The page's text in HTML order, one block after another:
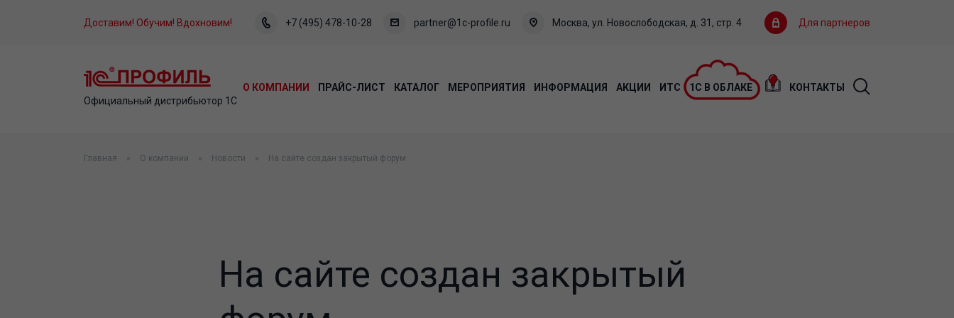
Доставим! Обучим! Вдохновим! +7 (495) 478-10-28 partner@1c-profile.ru Москва, ул. Новослободская, д. 31, стр. 4 Для партнеров
Официальный дистрибьютор 1С
О КОМПАНИИ ПРАЙС-ЛИСТ КАТАЛОГ МЕРОПРИЯТИЯ ИНФОРМАЦИЯ АКЦИИ ИТС 1С В ОБЛАКЕ КОНТАКТЫ
Главная О компании Новости На сайте создан закрытый форум
На сайте создан закрытый